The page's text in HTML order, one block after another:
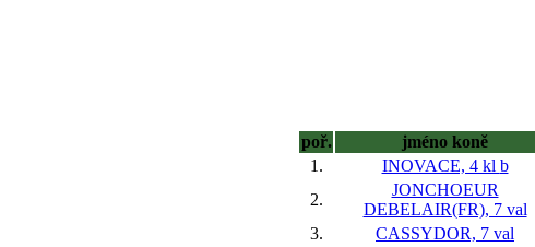
poř.
jméno koně
1.
INOVACE, 4 kl b
2.
JONCHOEUR
DEBELAIR(FR), 7 val
3.
CASSYDOR, 7 val